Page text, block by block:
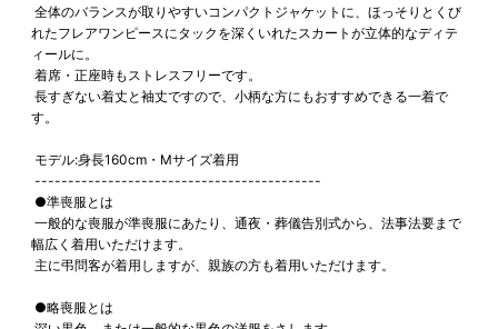
全体のバランスが取りやすいコンパクトジャケットに、ほっそりとくび
れたフレアワンピースにタックを深くいれたスカートが立体的なディテ
ィールに。
着席・正座時もストレスフリーです。
長すぎない着丈と袖丈ですので、小柄な方にもおすすめできる一着で
す。
モデル:身長160cm・Mサイズ着用
-------------------------------------------
●準喪服とは
一般的な喪服が準喪服にあたり、通夜・葬儀告別式から、法事法要まで
幅広く着用いただけます。
主に弔問客が着用しますが、親族の方も着用いただけます。
●略喪服とは